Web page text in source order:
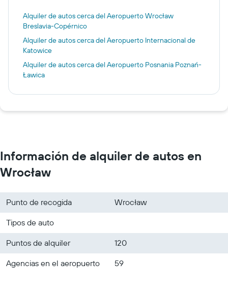
Alquiler de autos cerca del Aeropuerto Wrocław
Breslavia-Copérnico
Alquiler de autos cerca del Aeropuerto Internacional de
Katowice
Alquiler de autos cerca del Aeropuerto Posnania Poznań-
Ławica
Información de alquiler de autos en
Wrocław
Punto de recogida
Wrocław
Tipos de auto
Puntos de alquiler
120
Agencias en el aeropuerto
59